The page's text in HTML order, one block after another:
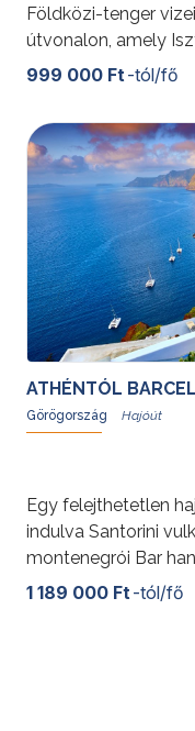
Földközi-tenger
útvonalon, amely
Korfu ékköveit, Bari
Alberobello
Katakolon ősi
Kréta szigetének
varázsát
999 000 Ft-tól/fő
ATHÉNTÓL
Görögország
Egy felejthetetlen
indulva Santorini
montenegrói Bar
egészen Barcelona
1 189 000 Ft-tól/fő